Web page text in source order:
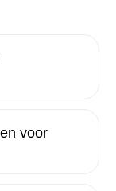
voor